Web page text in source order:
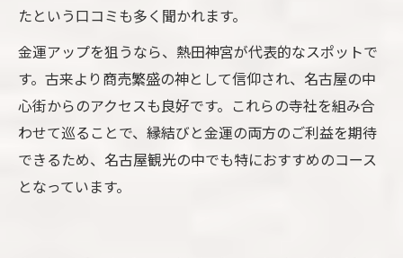
たという口コミも多く聞かれます。
金運アップを狙うなら、熱田神宮が代表的なスポットで
す。古来より商売繁盛の神として信仰され、名古屋の中
心街からのアクセスも良好です。これらの寺社を組み合
わせて巡ることで、縁結びと金運の両方のご利益を期待
できるため、名古屋観光の中でも特におすすめのコース
となっています。